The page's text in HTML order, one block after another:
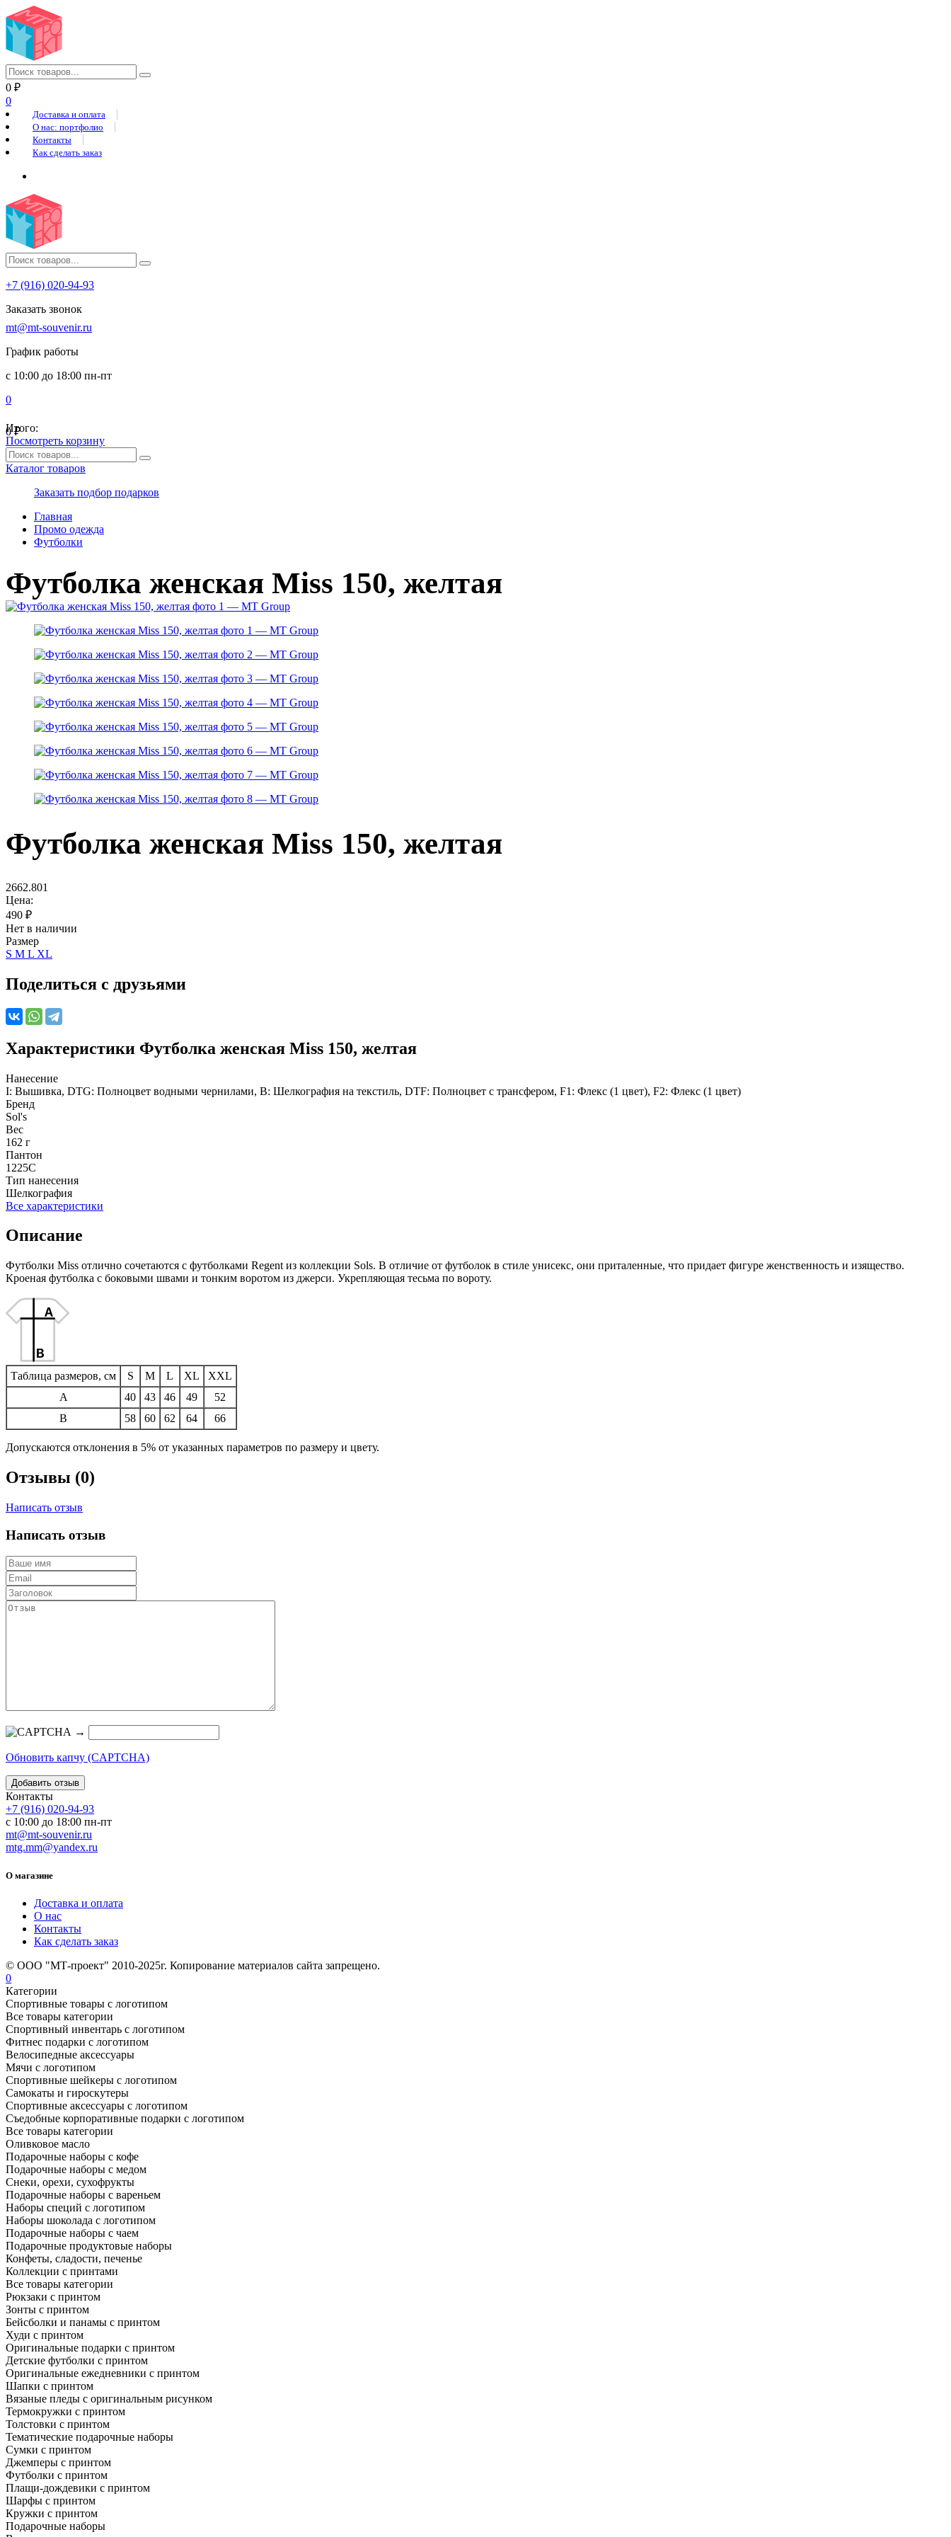
0 ₽
0
Доставка и оплата
О нас: портфолио
Контакты
Как сделать заказ
+7 (916) 020-94-93
Заказать звонок
mt@mt-souvenir.ru
График работы
с 10:00 до 18:00 пн-пт
0
0₽
Итого:
Посмотреть корзину
Каталог товаров
Заказать подбор подарков
Главная
Промо одежда
Футболки
Футболка женская Miss 150, желтая
Футболка женская Miss 150, желтая
2662.801
Цена:
490 ₽
Нет в наличии
Размер
S M L XL
Поделиться с друзьями
Характеристики Футболка женская Miss 150, желтая
Нанесение
I: Вышивка, DTG: Полноцвет водными чернилами, B: Шелкография на текстиль, DTF: Полноцвет с трансфером, F1: Флекс (1 цвет), F2: Флекс (1 цвет)
Бренд
Sol's
Вес
162 г
Пантон
1225C
Тип нанесения
Шелкография
Все характеристики
Описание
Футболки Miss отлично сочетаются с футболками Regent из коллекции Sols. В отличие от футболок в стиле унисекс, они приталенные, что придает фигуре женственность и изящество.
Кроеная футболка с боковыми швами и тонким воротом из джерси. Укрепляющая тесьма по вороту.
Таблица размеров, см S M L XL
XXL
A
40 43 46 49
52
B
58 60 62 64 66
Допускаются отклонения в 5% от указанных параметров по размеру и цвету.
Отзывы (0)
Написать отзыв
Написать отзыв
→
Обновить капчу (CAPTCHA)
Контакты
+7 (916) 020-94-93
с 10:00 до 18:00 пн-пт
mt@mt-souvenir.ru
mtg.mm@yandex.ru
О магазине
Доставка и оплата
О нас
Контакты
Как сделать заказ
© ООО "МТ-проект" 2010-2025г. Копирование материалов сайта запрещено.
0
Категории
Спортивные товары с логотипом
Все товары категории
Спортивный инвентарь с логотипом
Фитнес подарки с логотипом
Велосипедные аксессуары
Мячи с логотипом
Спортивные шейкеры с логотипом
Самокаты и гироскутеры
Спортивные аксессуары с логотипом
Съедобные корпоративные подарки с логотипом
Все товары категории
Оливковое масло
Подарочные наборы с кофе
Подарочные наборы с медом
Снеки, орехи, сухофрукты
Подарочные наборы с вареньем
Наборы специй с логотипом
Наборы шоколада с логотипом
Подарочные наборы с чаем
Подарочные продуктовые наборы
Конфеты, сладости, печенье
Коллекции с принтами
Все товары категории
Рюкзаки с принтом
Зонты с принтом
Бейсболки и панамы с принтом
Худи с принтом
Оригинальные подарки с принтом
Детские футболки с принтом
Оригинальные ежедневники с принтом
Шапки с принтом
Вязаные пледы с оригинальным рисунком
Термокружки с принтом
Толстовки с принтом
Тематические подарочные наборы
Сумки с принтом
Джемперы с принтом
Футболки с принтом
Плащи-дождевики с принтом
Шарфы с принтом
Кружки с принтом
Подарочные наборы